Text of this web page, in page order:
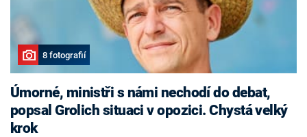
8 fotografií
Úmorné, ministři s námi nechodí do debat,
popsal Grolich situaci v opozici. Chystá velký
krok